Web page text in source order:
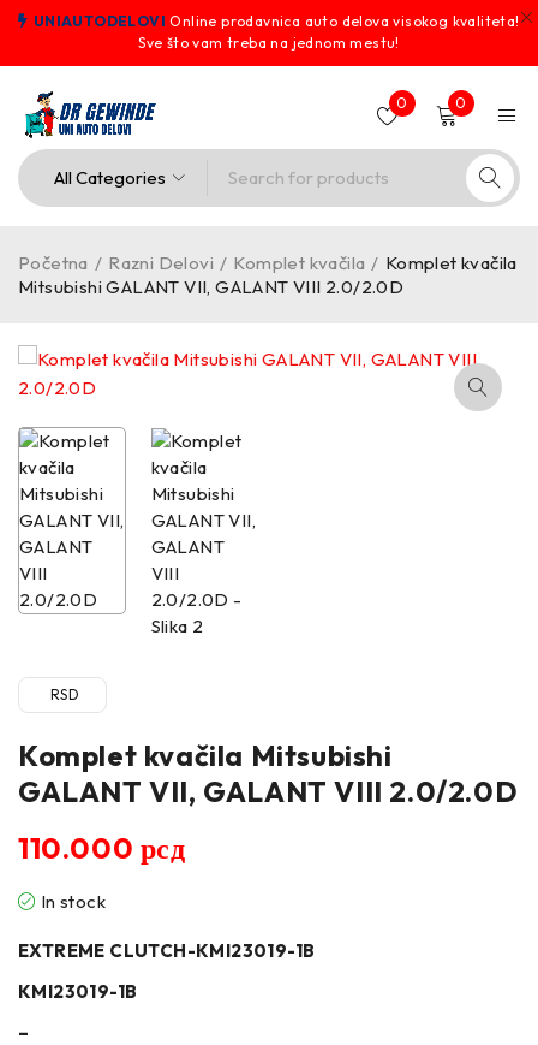
UNIAUTODELOVI Online prodavnica auto delova visokog kvaliteta!
Sve što vam treba na jednom mestu!
0 0
Početna / Razni Delovi / Komplet kvačila / Komplet kvačila
Mitsubishi GALANT VII, GALANT VIII 2.0/2.0D
RSD
Komplet kvačila Mitsubishi
GALANT VII, GALANT VIII 2.0/2.0D
110.000 рсд
In stock
EXTREME CLUTCH-KMI23019-1B
KMI23019-1B
–